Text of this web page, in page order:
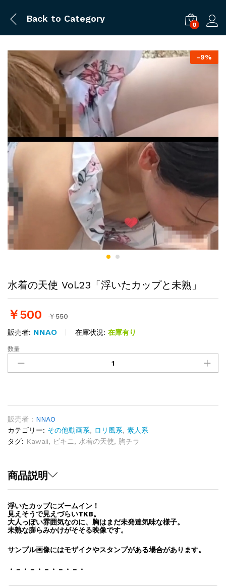
Back to Category
0
-9%
水着の天使 Vol.23「浮いたカップと未熟」
￥500 ￥550
販売者: NNAO 在庫状況: 在庫有り
水
の
Vol.23「浮
い
た
カ
と
quantity
数量
販売者 : NNAO
カテゴリー: その他動画系, ロリ風系, 素人系
タグ: Kawaii, ビキニ, 水着の天使, 胸チラ
商品説明
浮いたカップにズームイン！
見えそうで見えづらいTKB。
大人っぽい雰囲気なのに、胸はまだ未発達気味な様子。
未熟な膨らみかけがそそる映像です。
サンプル画像にはモザイクやスタンプがある場合があります。
・－・－・－・－・－・